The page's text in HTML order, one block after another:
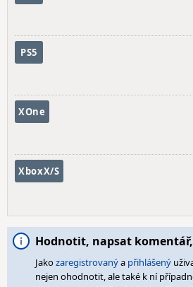
PS5
XOne
XboxX/S
Hodnotit, napsat
Jakozaregistrovanýa přihlášený
nejen ohodnotit, ale také k ní